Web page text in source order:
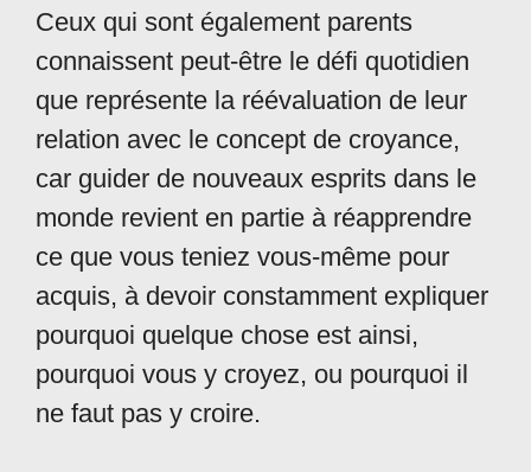
Ceux qui sont également parents
connaissent peut-être le défi quotidien
que représente la réévaluation de leur
relation avec le concept de croyance,
car guider de nouveaux esprits dans le
monde revient en partie à réapprendre
ce que vous teniez vous-même pour
acquis, à devoir constamment expliquer
pourquoi quelque chose est ainsi,
pourquoi vous y croyez, ou pourquoi il
ne faut pas y croire.